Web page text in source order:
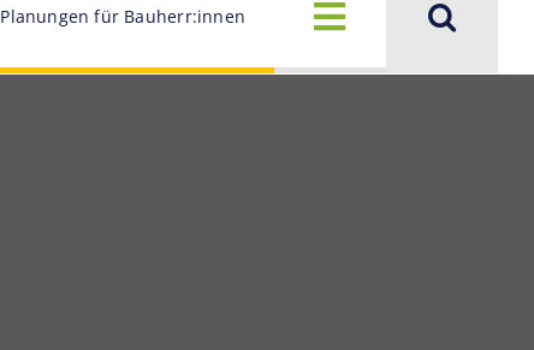
Planungen für Bauherr:innen